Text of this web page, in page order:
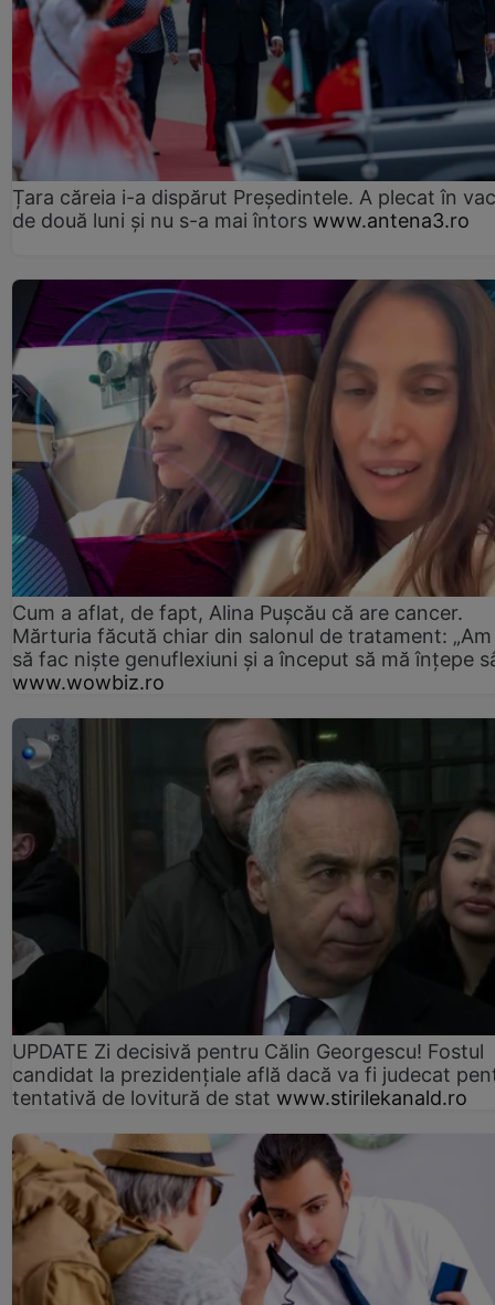
Țara căreia i-a dispărut Președintele. A plecat în
de două luni și nu s-a mai întors www.antena3.ro
Cum a aflat, de fapt, Alina Pușcău că are cancer.
Mărturia făcută chiar din salonul de tratament:
să fac niște genuflexiuni și a început să mă înțepe
www.wowbiz.ro
UPDATE Zi decisivă pentru Călin Georgescu! Fostul
candidat la prezidențiale află dacă va fi judecat
tentativă de lovitură de stat www.stirilekanald.ro